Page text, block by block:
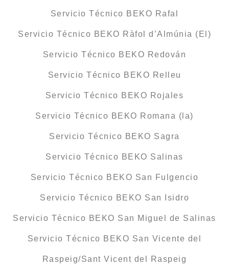
Servicio Técnico BEKO Rafal
Servicio Técnico BEKO Ràfol d’Almúnia (El)
Servicio Técnico BEKO Redován
Servicio Técnico BEKO Relleu
Servicio Técnico BEKO Rojales
Servicio Técnico BEKO Romana (la)
Servicio Técnico BEKO Sagra
Servicio Técnico BEKO Salinas
Servicio Técnico BEKO San Fulgencio
Servicio Técnico BEKO San Isidro
Servicio Técnico BEKO San Miguel de Salinas
Servicio Técnico BEKO San Vicente del
Raspeig/Sant Vicent del Raspeig